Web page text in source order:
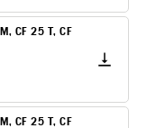
CF 25 T, CF
CF 25 T, CF